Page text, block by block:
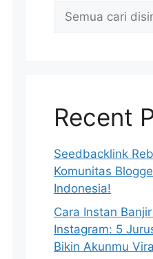
Recent
Seedbacklink
Komunitas
Indonesia!
Cara Instan
Instagram: 5
Bikin Akunmu